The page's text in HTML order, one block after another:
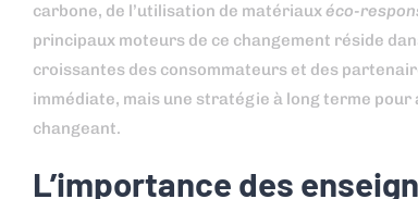
carbone, de l’utilisation de matériauxéco-
principaux moteurs de ce changement réside
croissantes des consommateurs et des
immédiate, mais une stratégie à long terme
changeant.
L’importance des